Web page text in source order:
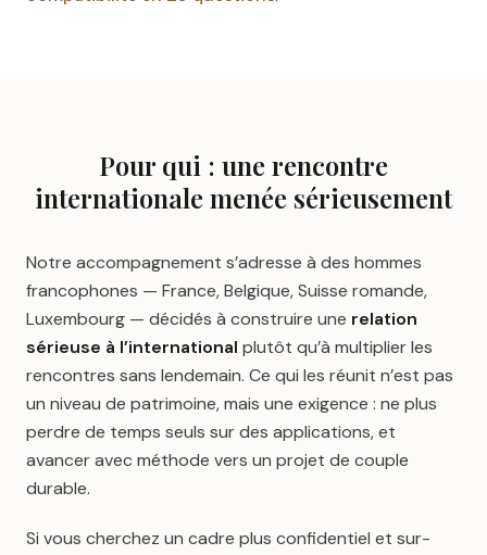
Pour qui : une rencontre
internationale menée sérieusement
Notre accompagnement s’adresse à des hommes
francophones — France, Belgique, Suisse romande,
Luxembourg — décidés à construire une relation
sérieuse à l’international plutôt qu’à multiplier les
rencontres sans lendemain. Ce qui les réunit n’est pas
un niveau de patrimoine, mais une exigence : ne plus
perdre de temps seuls sur des applications, et
avancer avec méthode vers un projet de couple
durable.
Si vous cherchez un cadre plus confidentiel et sur-